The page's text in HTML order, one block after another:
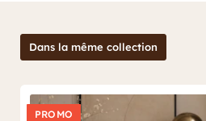
Dans la même collection
PROMO